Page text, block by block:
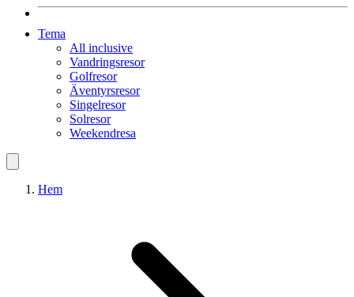
Tema
All inclusive
Vandringsresor
Golfresor
Äventyrsresor
Singelresor
Solresor
Weekendresa
Hem